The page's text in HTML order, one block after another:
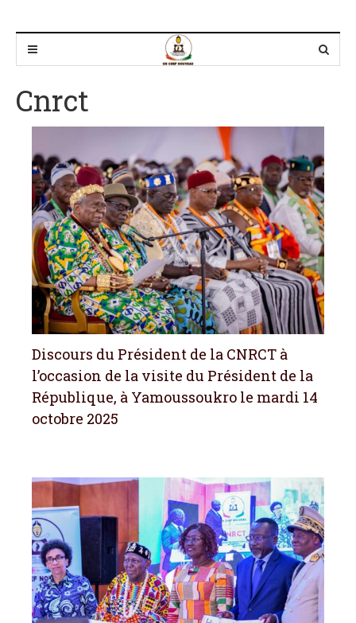
Cnrct
Discours du Président de la CNRCT à
l’occasion de la visite du Président de la
République, à Yamoussoukro le mardi 14
octobre 2025